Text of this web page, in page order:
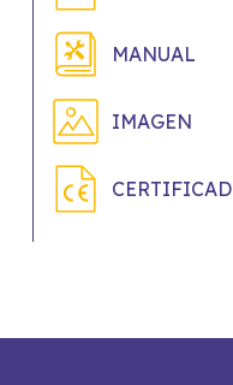
MANUAL
IMAGEN